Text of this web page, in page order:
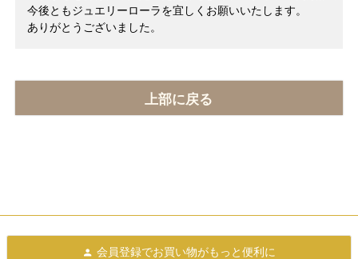
今後ともジュエリーローラを宜しくお願いいたします。
ありがとうございました。
上部に戻る
会員登録でお買い物がもっと便利に